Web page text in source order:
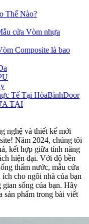
Thế Nào?
cửa Vòm nhựa
Composite là bao
Tế Tại HòaBìnhDoor
TẠI
nghệ và thiết kế mới
Năm 2024, chúng tôi
kết hợp giữa tính năng
hiện đại. Với độ bền
thấm nước, mẫu cửa
cho ngôi nhà của bạn
sống của bạn. Hãy
sản phẩm trong bài viết